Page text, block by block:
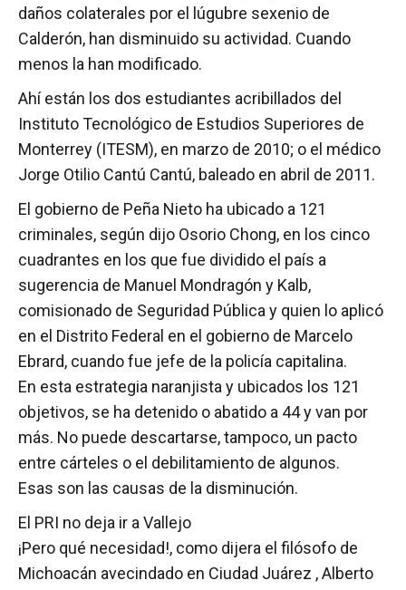
daños colaterales por el lúgubre sexenio de
Calderón, han disminuido su actividad. Cuando
menos la han modificado.
Ahí están los dos estudiantes acribillados del
Instituto Tecnológico de Estudios Superiores de
Monterrey (ITESM), en marzo de 2010; o el médico
Jorge Otilio Cantú Cantú, baleado en abril de 2011.
El gobierno de Peña Nieto ha ubicado a 121
criminales, según dijo Osorio Chong, en los cinco
cuadrantes en los que fue dividido el país a
sugerencia de Manuel Mondragón y Kalb,
comisionado de Seguridad Pública y quien lo aplicó
en el Distrito Federal en el gobierno de Marcelo
Ebrard, cuando fue jefe de la policía capitalina.
En esta estrategia naranjista y ubicados los 121
objetivos, se ha detenido o abatido a 44 y van por
más. No puede descartarse, tampoco, un pacto
entre cárteles o el debilitamiento de algunos.
Esas son las causas de la disminución.
El PRI no deja ir a Vallejo
¡Pero qué necesidad!, como dijera el filósofo de
Michoacán avecindado en Ciudad Juárez , Alberto